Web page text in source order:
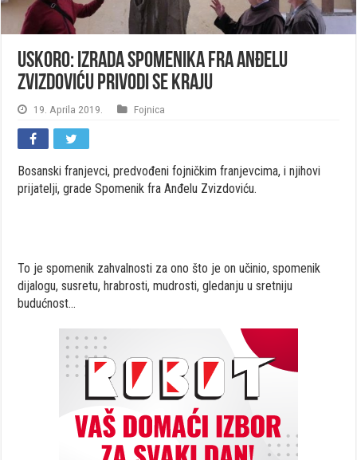
USKORO: Izrada spomenika fra Anđelu
Zvizdoviću privodi se kraju
19. Aprila 2019. Fojnica
Bosanski franjevci, predvođeni fojničkim franjevcima, i njihovi
prijatelji, grade Spomenik fra Anđelu Zvizdoviću.
To je spomenik zahvalnosti za ono što je on učinio, spomenik
dijalogu, susretu, hrabrosti, mudrosti, gledanju u sretniju
budućnost…